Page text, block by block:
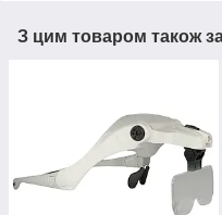
З цим товаром також